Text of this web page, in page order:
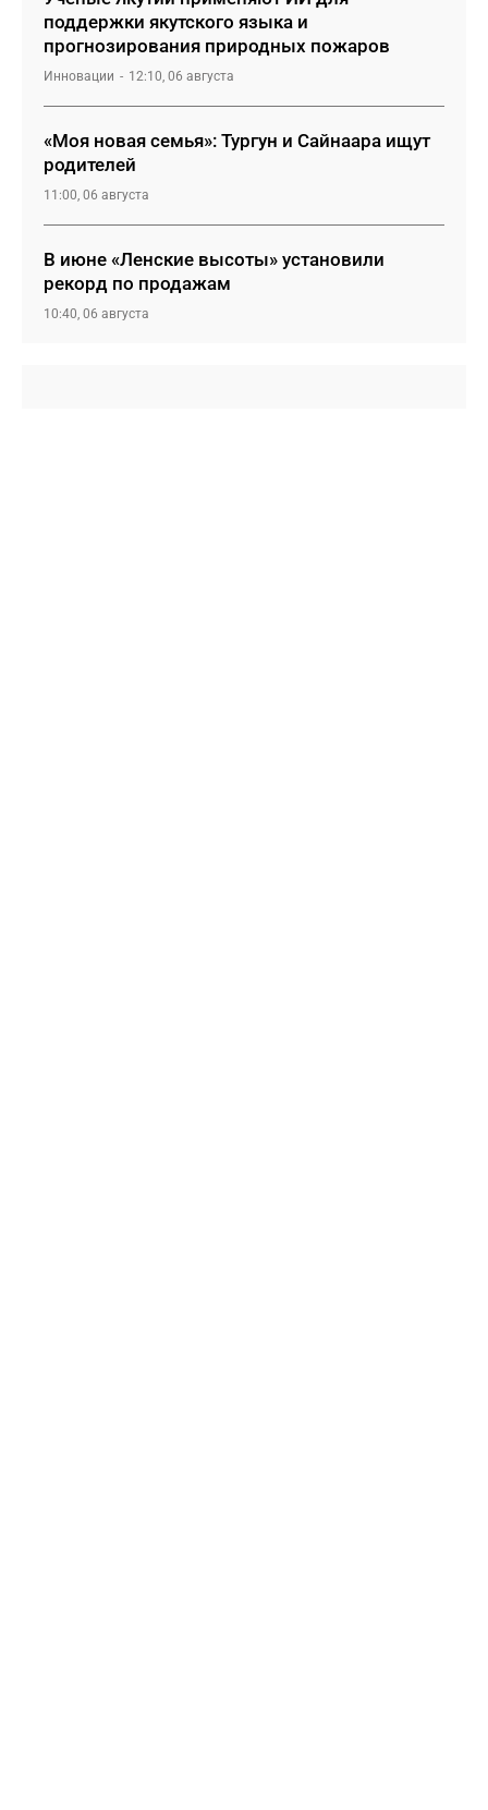
поддержки якутского языка и
прогнозирования природных пожаров
Инновации 12:10, 06 августа
«Моя новая семья»: Тургун и Сайнаара ищут
родителей
11:00, 06 августа
В июне «Ленские высоты» установили
рекорд по продажам
10:40, 06 августа